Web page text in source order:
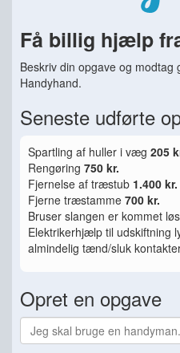
Få billig hjælp
Beskriv din opgave og modtag
Handyhand.
Seneste udførte
Spartling af huller i væg 205
Rengøring 750 kr.
Fjernelse af træstub 1.400 kr.
Fjerne træstamme 700 kr.
Bruser slangen er kommet
Elektrikerhjælp til udskiftning
almindelig tænd/sluk
Opret en opgave